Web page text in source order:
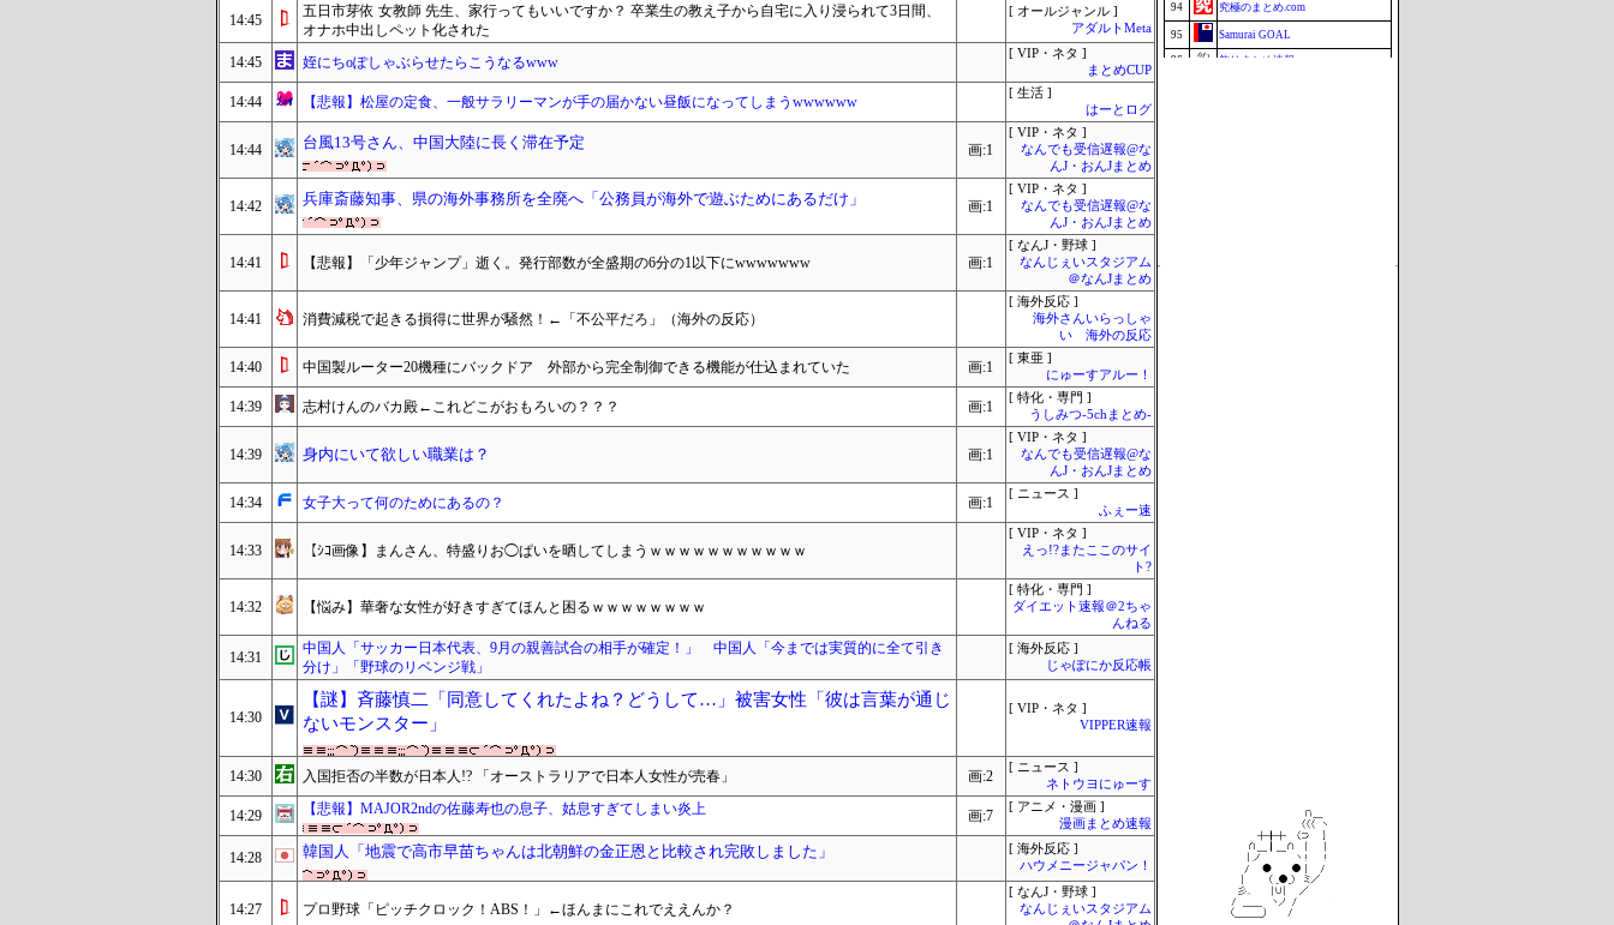
14:45
五日市芽依 女教師 先生、家行ってもいいですか？ 卒業生の教え子から自宅に入り浸られて3日間、
オナホ中出しペット化された
[ オールジャンル ]
アダルトMeta
14:45 姪にちoぽしゃぶらせたらこうなるwww
[ VIP・ネタ ]
まとめCUP
14:44 【悲報】松屋の定食、一般サラリーマンが手の届かない昼飯になってしまうwwwwww
[ 生活 ]
はーとログ
14:44 台風13号さん、中国大陸に長く滞在予定 画:1
[ VIP・ネタ ]
なんでも受信遅報@な
んJ・おんJまとめ
14:42 兵庫斎藤知事、県の海外事務所を全廃へ「公務員が海外で遊ぶためにあるだけ」 画:1
[ VIP・ネタ ]
なんでも受信遅報@な
んJ・おんJまとめ
14:41 【悲報】「少年ジャンプ」逝く。発行部数が全盛期の6分の1以下にwwwwwww 画:1
[ なんJ・野球 ]
なんじぇいスタジアム
＠なんJまとめ
14:41 消費減税で起きる損得に世界が騒然！←「不公平だろ」（海外の反応）
[ 海外反応 ]
海外さんいらっしゃ
い 海外の反応
14:40 中国製ルーター20機種にバックドア 外部から完全制御できる機能が仕込まれていた 画:1
[ 東亜 ]
にゅーすアルー！
14:39 志村けんのバカ殿←これどこがおもろいの？？？ 画:1
[ 特化・専門 ]
うしみつ-5chまとめ-
14:39 身内にいて欲しい職業は？ 画:1
[ VIP・ネタ ]
なんでも受信遅報@な
んJ・おんJまとめ
14:34 女子大って何のためにあるの？ 画:1
[ ニュース ]
ふぇー速
14:33 【ｼｺ画像】まんさん、特盛りお◯ぱいを晒してしまうｗｗｗｗｗｗｗｗｗｗｗ
[ VIP・ネタ ]
えっ!?またここのサイ
ト?
14:32 【悩み】華奢な女性が好きすぎてほんと困るｗｗｗｗｗｗｗｗ
[ 特化・専門 ]
ダイエット速報＠2ちゃ
んねる
14:31
中国人「サッカー日本代表、9月の親善試合の相手が確定！」 中国人「今までは実質的に全て引き
分け」「野球のリベンジ戦」
[ 海外反応 ]
じゃぽにか反応帳
14:30
【謎】斉藤慎二「同意してくれたよね？どうして…」被害女性「彼は言葉が通じ
ないモンスター」
[ VIP・ネタ ]
VIPPER速報
14:30 入国拒否の半数が日本人!? 「オーストラリアで日本人女性が売春」 画:2
[ ニュース ]
ネトウヨにゅーす
14:29 【悲報】MAJOR2ndの佐藤寿也の息子、姑息すぎてしまい炎上 画:7
[ アニメ・漫画 ]
漫画まとめ速報
14:28 韓国人「地震で高市早苗ちゃんは北朝鮮の金正恩と比較され完敗しました」
[ 海外反応 ]
ハウメニージャパン！
14:27 プロ野球「ピッチクロック！ABS！」←ほんまにこれでええんか？
[ なんJ・野球 ]
なんじぇいスタジアム
94
究極のまとめ.com
95 Samurai GOAL
96 釣りまとめ速報